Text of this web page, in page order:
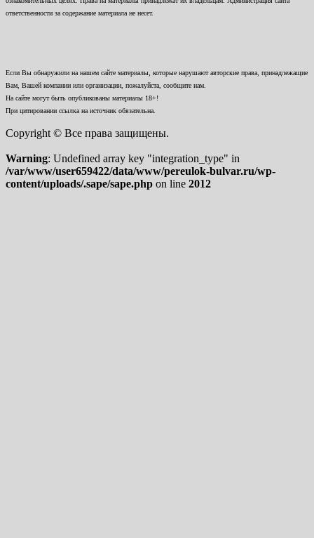
ответственности за содержание материала не несет.
Если Вы обнаружили на нашем сайте материалы, которые нарушают авторские права, принадлежащие
Вам, Вашей компании или организации, пожалуйста, сообщите нам.
На сайте могут быть опубликованы материалы 18+!
При цитировании ссылка на источник обязательна.
Copyright © Все права защищены.
Warning: Undefined array key "integration_type" in
/var/www/user659422/data/www/pereulok-bulvar.ru/wp-
content/uploads/.sape/sape.php on line 2012